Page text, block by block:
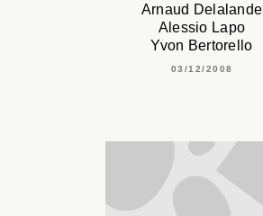
Arnaud Delalande
Alessio Lapo
Yvon Bertorello
03/12/2008